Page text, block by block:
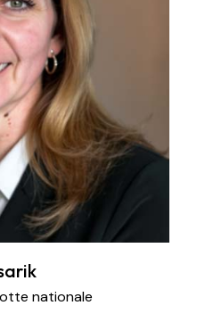
nationale